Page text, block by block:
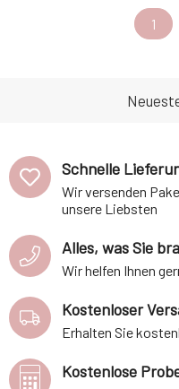
Anwendungsmöglichkeiten
bietet.Er ist geeignet für
Nagelhaut,
Verbrennungen. Passt in
1
Schnelle
Wir versenden
unsere Liebsten
Alles, was Sie
Wir helfen Ihnen
Kostenloser
Erhalten Sie
Kostenlose